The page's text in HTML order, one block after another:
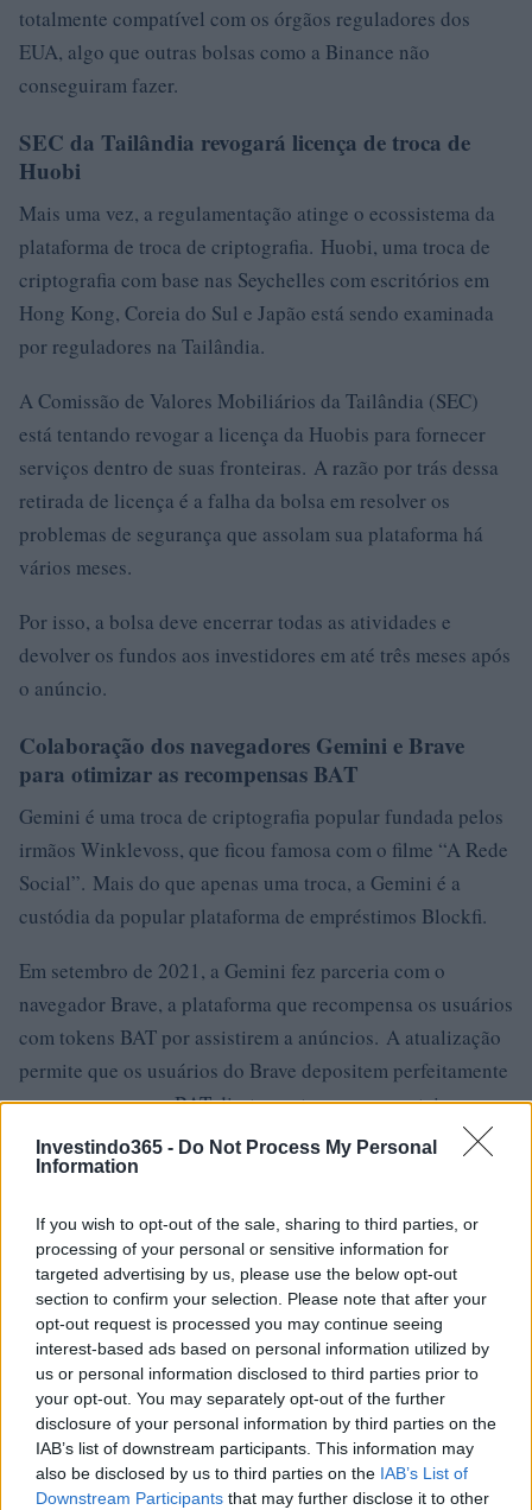
Investindo365 - Do Not Process My Personal
Information
If you wish to opt-out of the sale, sharing to third parties, or
processing of your personal or sensitive information for
targeted advertising by us, please use the below opt-out
section to confirm your selection. Please note that after your
opt-out request is processed you may continue seeing
interest-based ads based on personal information utilized by
us or personal information disclosed to third parties prior to
your opt-out. You may separately opt-out of the further
disclosure of your personal information by third parties on the
IAB’s list of downstream participants. This information may
also be disclosed by us to third parties on the IAB’s List of
Downstream Participants that may further disclose it to other
totalmente compatível com os órgãos reguladores dos
EUA, algo que outras bolsas como a Binance não
conseguiram fazer.
SEC da Tailândia revogará licença de troca de
Huobi
Mais uma vez, a regulamentação atinge o ecossistema da
plataforma de troca de criptografia. Huobi, uma troca de
criptografia com base nas Seychelles com escritórios em
Hong Kong, Coreia do Sul e Japão está sendo examinada
por reguladores na Tailândia.
A Comissão de Valores Mobiliários da Tailândia (SEC)
está tentando revogar a licença da Huobis para fornecer
serviços dentro de suas fronteiras. A razão por trás dessa
retirada de licença é a falha da bolsa em resolver os
problemas de segurança que assolam sua plataforma há
vários meses.
Por isso, a bolsa deve encerrar todas as atividades e
devolver os fundos aos investidores em até três meses após
o anúncio.
Colaboração dos navegadores Gemini e Brave
para otimizar as recompensas BAT
Gemini é uma troca de criptografia popular fundada pelos
irmãos Winklevoss, que ficou famosa com o filme “A Rede
Social”. Mais do que apenas uma troca, a Gemini é a
custódia da popular plataforma de empréstimos Blockfi.
Em setembro de 2021, a Gemini fez parceria com o
navegador Brave, a plataforma que recompensa os usuários
com tokens BAT por assistirem a anúncios. A atualização
permite que os usuários do Brave depositem perfeitamente
suas recompensas BAT diretamente em suas carteiras
Gemini.
usem seus tokens usando o Gemini Pay e os gastem em
comerciantes que participam da rede de pagamento. Eles
também podem usar seu BAT em sua conta poupança,
ganhando 3,49% APY com seus ativos.
Empacotando
Podemos concluir que as medidas regulatórias contra
astrocas de criptomoedasestão se tornando comuns. As
plataformas que não conseguiram cumprir os requisitos